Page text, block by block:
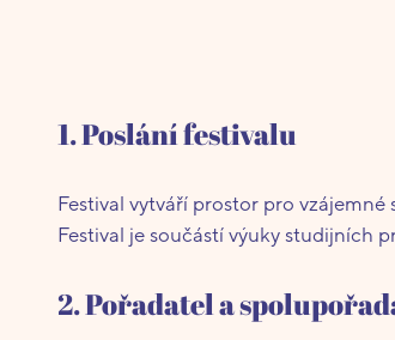
1. Poslání festivalu
Festival vytváří prostor pro
Festival je součástí výuky studijních
2. Pořadatel a